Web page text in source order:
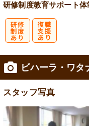
研修制度教育サポート体
ビハーラ・ワタ
スタッフ写真